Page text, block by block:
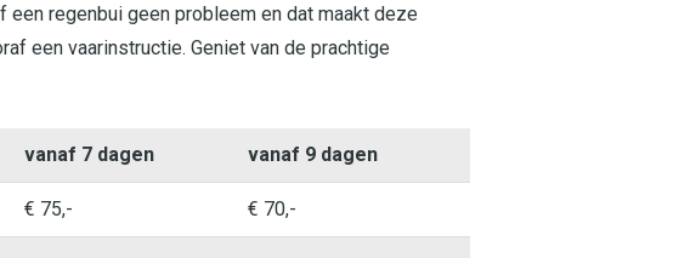
regenbui geen probleem en dat maakt deze
een vaarinstructie. Geniet van de prachtige
vanaf 7 dagen vanaf 9 dagen
€ 75,- € 70,-